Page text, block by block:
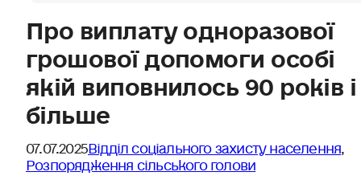
Про виплату одноразової
грошової допомоги особі
якій виповнилось 90 років і
більше
07.07.2025Відділ соціального захисту населення
Розпорядження сільського голови